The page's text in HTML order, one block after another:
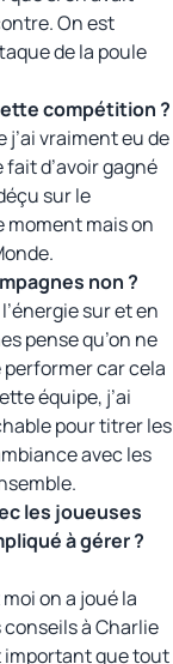
On est
de la poule
compétition ?
vraiment eu de
d’avoir gagné
sur le
moment mais on
non ?
sur et en
pense qu’on ne
car cela
équipe, j’ai
pour titrer les
avec les
les joueuses
à gérer ?
on a joué la
conseils à Charlie
important que tout